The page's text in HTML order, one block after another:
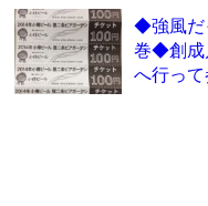
◆強風だ
巻◆創成
へ行って